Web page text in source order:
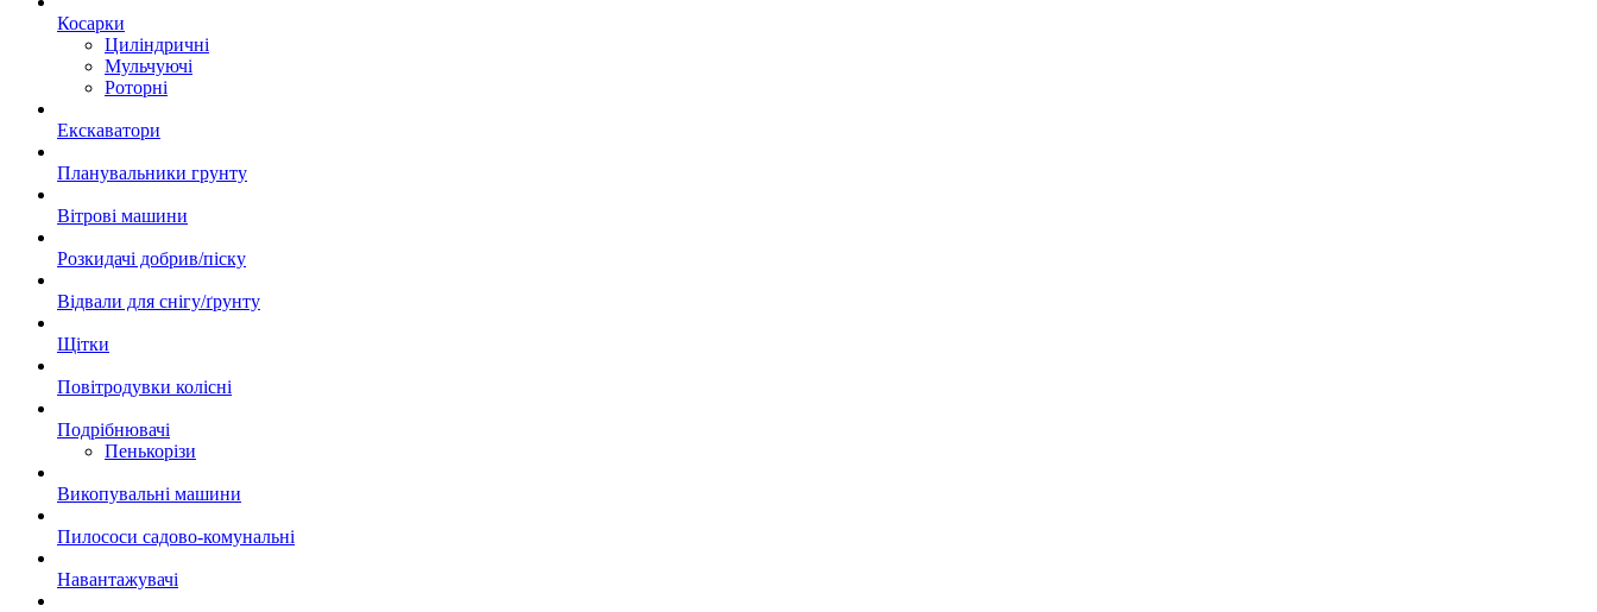
Косарки
Циліндричні
Мульчуючі
Роторні
Екскаватори
Планувальники грунту
Вітрові машини
Розкидачі добрив/піску
Відвали для снігу/ґрунту
Щітки
Повітродувки колісні
Подрібнювачі
Пенькорізи
Викопувальні машини
Пилососи садово-комунальні
Навантажувачі